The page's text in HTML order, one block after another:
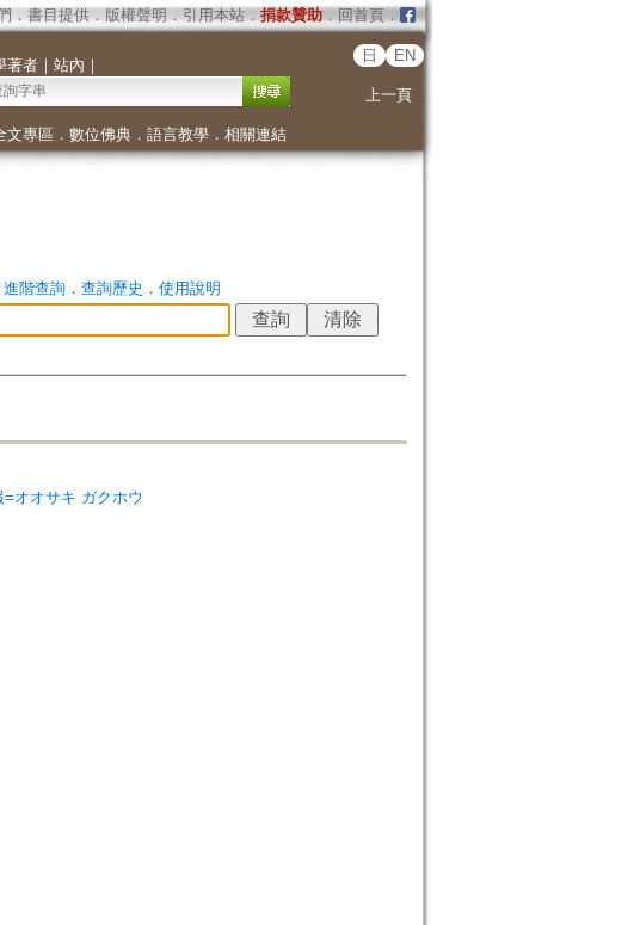
． 書目提供． 版權聲明 ． 引用本站． 捐款贊助．回首頁．
著者｜ 站內 ｜
日 EN
上一頁
文專區 ． 數位佛典． 語言教學． 相關連結
進階查詢． 查詢歷史 ． 使用說明
オオサキ ガクホウ